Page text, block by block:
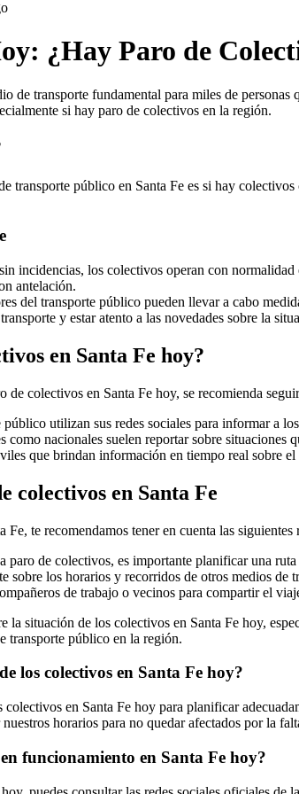
¿Hay Paro de
de transporte fundamental para miles de
si hay paro de colectivos en la región.
transporte público en Santa Fe es si hay
incidencias, los colectivos operan con
antelación.
del transporte público pueden llevar a cabo
y estar atento a las novedades sobre la
en Santa Fe hoy?
de colectivos en Santa Fe hoy, se recomienda
público utilizan sus redes sociales para informar a
como nacionales suelen reportar sobre
que brindan información en tiempo real sobre
colectivos en Santa Fe
te recomendamos tener en cuenta las siguientes
paro de colectivos, es importante planificar una
sobre los horarios y recorridos de otros medios de
de trabajo o vecinos para compartir el
la situación de los colectivos en Santa Fe hoy,
transporte público en la región.
los colectivos en Santa Fe hoy?
en Santa Fe hoy para planificar
horarios para no quedar afectados por la
funcionamiento en Santa Fe hoy?